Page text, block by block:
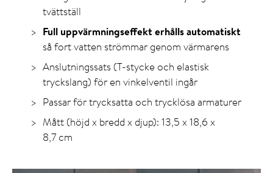
tvättställ
Full uppvärmningseffekt erhålls automatiskt
så fort vatten strömmar genom värmarens
Anslutningssats (T-stycke och elastisk
tryckslang) för en vinkelventil ingår
Passar för trycksatta och trycklösa armaturer
Mått (höjd x bredd x djup): 13,5 x 18,6 x
8,7 cm